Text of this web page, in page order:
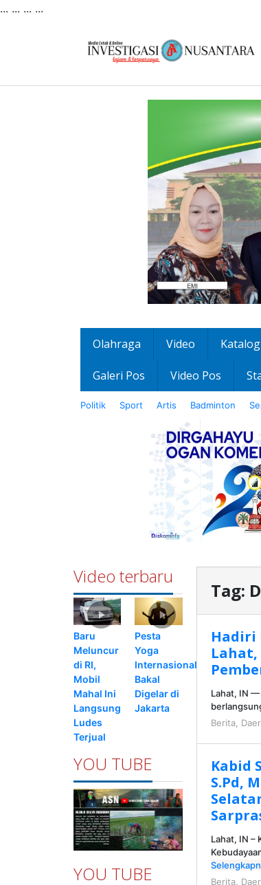
... ... ... ...
Olahraga Video Katalog
Galeri Pos Video Pos
Politik Sport Artis Badminton
Video terbaru
Baru
Meluncur
di RI,
Mobil
Mahal Ini
Langsung
Ludes
Terjual
Pesta
Yoga
Internasional
Bakal
Digelar di
Jakarta
YOU TUBE
YOU TUBE
Tag:
Hadiri
Lahat,
Lahat, IN —
Berita,
Kabid
S.Pd,
Lahat, IN –
Berita,